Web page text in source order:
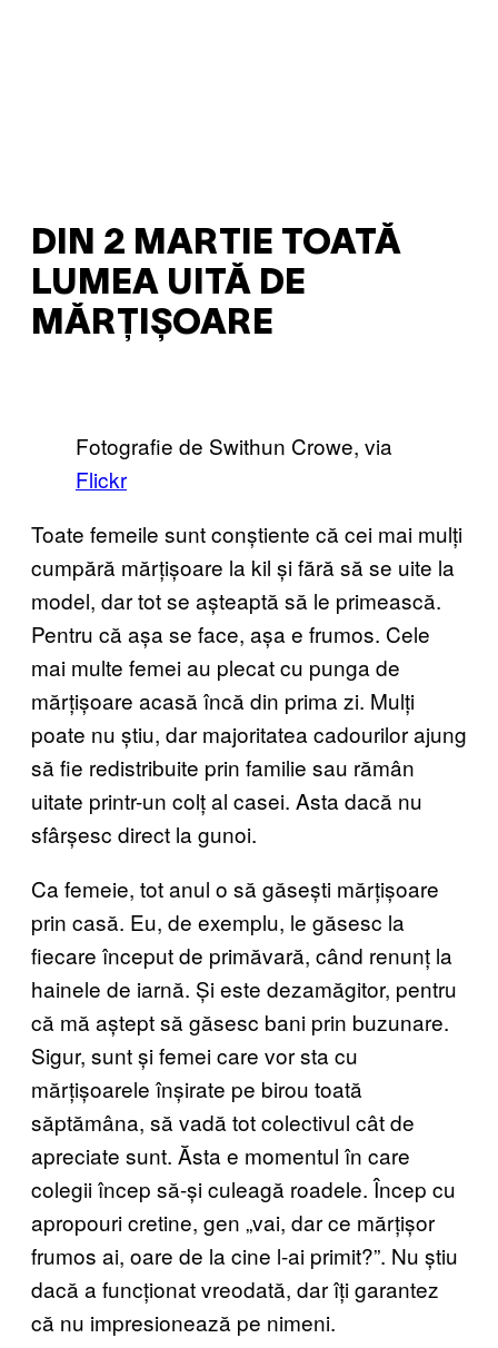
DIN 2 MARTIE TOATĂ
LUMEA UITĂ DE
MĂRȚIȘOARE
Fotografie de Swithun Crowe, via
Flickr
Toate femeile sunt conștiente că cei mai mulți
cumpără mărțișoare la kil și fără să se uite la
model, dar tot se așteaptă să le primească.
Pentru că așa se face, așa e frumos. Cele
mai multe femei au plecat cu punga de
mărțișoare acasă încă din prima zi. Mulți
poate nu știu, dar majoritatea cadourilor ajung
să fie redistribuite prin familie sau rămân
uitate printr-un colț al casei. Asta dacă nu
sfârșesc direct la gunoi.
Ca femeie, tot anul o să găsești mărțișoare
prin casă. Eu, de exemplu, le găsesc la
fiecare început de primăvară, când renunț la
hainele de iarnă. Și este dezamăgitor, pentru
că mă aștept să găsesc bani prin buzunare.
Sigur, sunt și femei care vor sta cu
mărțișoarele înșirate pe birou toată
săptămâna, să vadă tot colectivul cât de
apreciate sunt. Ăsta e momentul în care
colegii încep să-și culeagă roadele. Încep cu
apropouri cretine, gen „vai, dar ce mărțișor
frumos ai, oare de la cine l-ai primit?”. Nu știu
dacă a funcționat vreodată, dar îți garantez
că nu impresionează pe nimeni.